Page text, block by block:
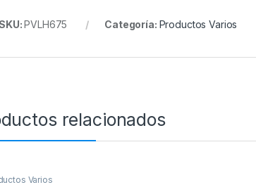
PVLH675 Categoría: Productos Varios
relacionados
Varios